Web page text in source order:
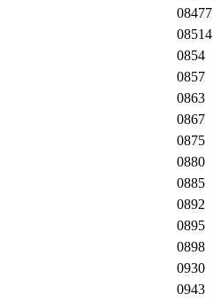
08477
08514
0854
0857
0863
0867
0875
0880
0885
0892
0895
0898
0930
0943